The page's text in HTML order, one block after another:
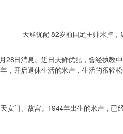
28日消息。近日天鲜优配，曾经执教
，开启退休生活的米卢，生活的很轻松
安门、故宫。1944年出生的米卢，已